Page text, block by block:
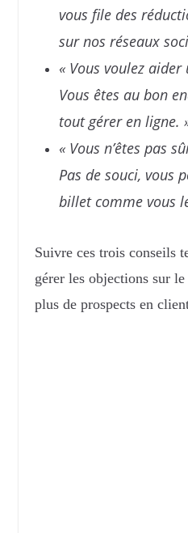
vous file des
sur nos réseaux
« Vous voulez
Vous êtes au bon
tout gérer en ligne.
« Vous n’êtes pas
Pas de souci, vous
billet comme vous
Suivre ces trois conseils
gérer les objections sur
plus de prospects en